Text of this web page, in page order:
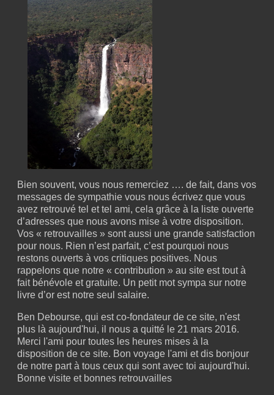
Bien souvent, vous nous remerciez …. de fait, dans vos
messages de sympathie vous nous écrivez que vous
avez retrouvé tel et tel ami, cela grâce à la liste ouverte
d’adresses que nous avons mise à votre disposition.
Vos « retrouvailles » sont aussi une grande satisfaction
pour nous. Rien n’est parfait, c’est pourquoi nous
restons ouverts à vos critiques positives. Nous
rappelons que notre « contribution » au site est tout à
fait bénévole et gratuite. Un petit mot sympa sur notre
livre d’or est notre seul salaire.
Ben Debourse, qui est co-fondateur de ce site, n'est
plus là aujourd'hui, il nous a quitté le 21 mars 2016.
Merci l'ami pour toutes les heures mises à la
disposition de ce site. Bon voyage l'ami et dis bonjour
de notre part à tous ceux qui sont avec toi aujourd'hui.
Bonne visite et bonnes retrouvailles